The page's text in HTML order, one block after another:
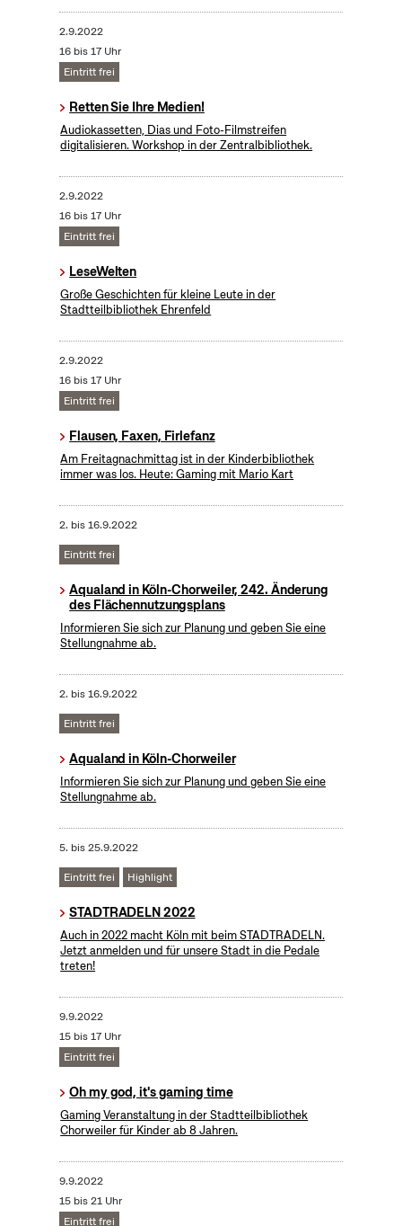
2.9.2022
16 bis 17 Uhr
Eintritt frei
Retten Sie Ihre Medien!
Audiokassetten, Dias und Foto-Filmstreifen
digitalisieren. Workshop in der Zentralbibliothek.
2.9.2022
16 bis 17 Uhr
Eintritt frei
LeseWelten
Große Geschichten für kleine Leute in der
Stadtteilbibliothek Ehrenfeld
2.9.2022
16 bis 17 Uhr
Eintritt frei
Flausen, Faxen, Firlefanz
Am Freitagnachmittag ist in der Kinderbibliothek
immer was los. Heute: Gaming mit Mario Kart
2. bis16.9.2022
Eintritt frei
Aqualand in Köln-Chorweiler, 242. Änderung
des Flächennutzungsplans
Informieren Sie sich zur Planung und geben Sie eine
Stellungnahme ab.
2. bis16.9.2022
Eintritt frei
Aqualand in Köln-Chorweiler
Informieren Sie sich zur Planung und geben Sie eine
Stellungnahme ab.
5. bis25.9.2022
Eintritt frei Highlight
STADTRADELN 2022
Auch in 2022 macht Köln mit beim STADTRADELN.
Jetzt anmelden und für unsere Stadt in die Pedale
treten!
9.9.2022
15 bis 17 Uhr
Eintritt frei
Oh my god, it's gaming time
Gaming Veranstaltung in der Stadtteilbibliothek
Chorweiler für Kinder ab 8 Jahren.
9.9.2022
15 bis 21 Uhr
Eintritt frei